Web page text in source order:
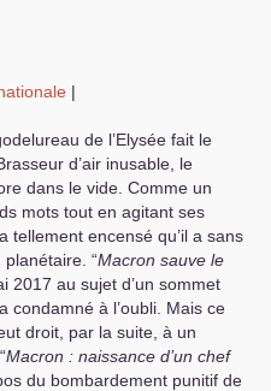
|
de l’Elysée fait le
d’air inusable, le
dans le vide. Comme un
mots tout en agitant ses
tellement encensé qu’il a sans
“Macron sauve le
2017 au sujet d’un sommet
condamné à l’oubli. Mais ce
droit, par la suite, à un
Macron : naissance d’un chef
du bombardement punitif de